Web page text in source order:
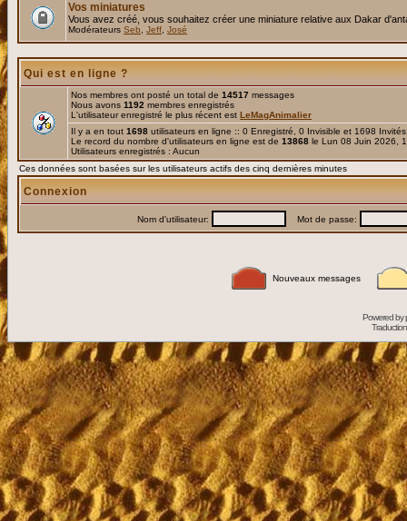
Vos miniatures
Vous avez créé, vous souhaitez créer une miniature relative aux Dakar
Modérateurs Seb Jeff José
Qui est en ligne ?
Nos membres ont posté un total de 14517 messages
Nous avons 1192 membres enregistrés
L'utilisateur enregistré le plus récent est LeMagAnimalier
Il y a en tout 1698 utilisateurs en ligne :: 0 Enregistré, 0 Invisible et 1698
Le record du nombre d'utilisateurs en ligne est de 13868 le Lun 08 Juin 2026,
Utilisateurs enregistrés : Aucun
Ces données sont basées sur les utilisateurs actifs des cinq dernières minutes
Connexion
Nom d'utilisateur: Mot de passe:
Nouveaux messages
Powered by